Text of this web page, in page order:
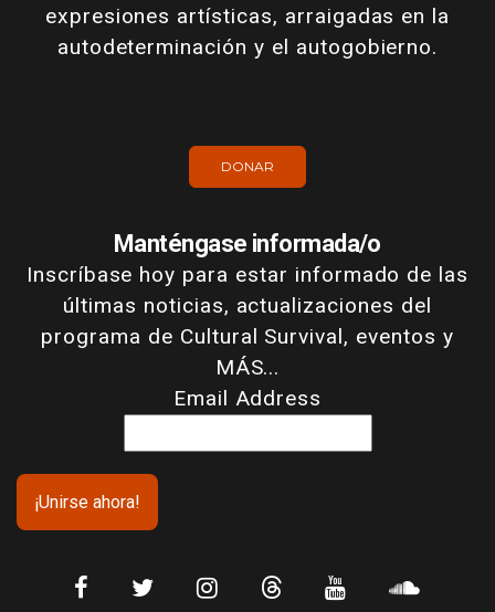
expresiones artísticas, arraigadas en la
autodeterminación y el autogobierno.
DONAR
Manténgase informada/o
Inscríbase hoy para estar informado de las
últimas noticias, actualizaciones del
programa de Cultural Survival, eventos y
MÁS...
Email Address